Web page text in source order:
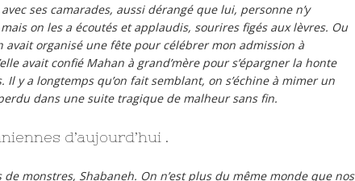
ses camarades, aussi dérangé que lui, personne n’y
on les a écoutés et applaudis, sourires figés aux lèvres. Ou
avait organisé une fête pour célébrer mon admission à
avait confié Mahan à grand’mère pour s’épargner la honte
Il y a longtemps qu’on fait semblant, on s’échine à mimer un
dans une suite tragique de malheur sans fin.
d’aujourd’hui .
de monstres, Shabaneh. On n’est plus du même monde que nos